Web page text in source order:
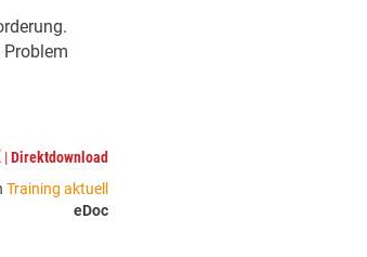
|Direktdownload
Training aktuell
eDoc